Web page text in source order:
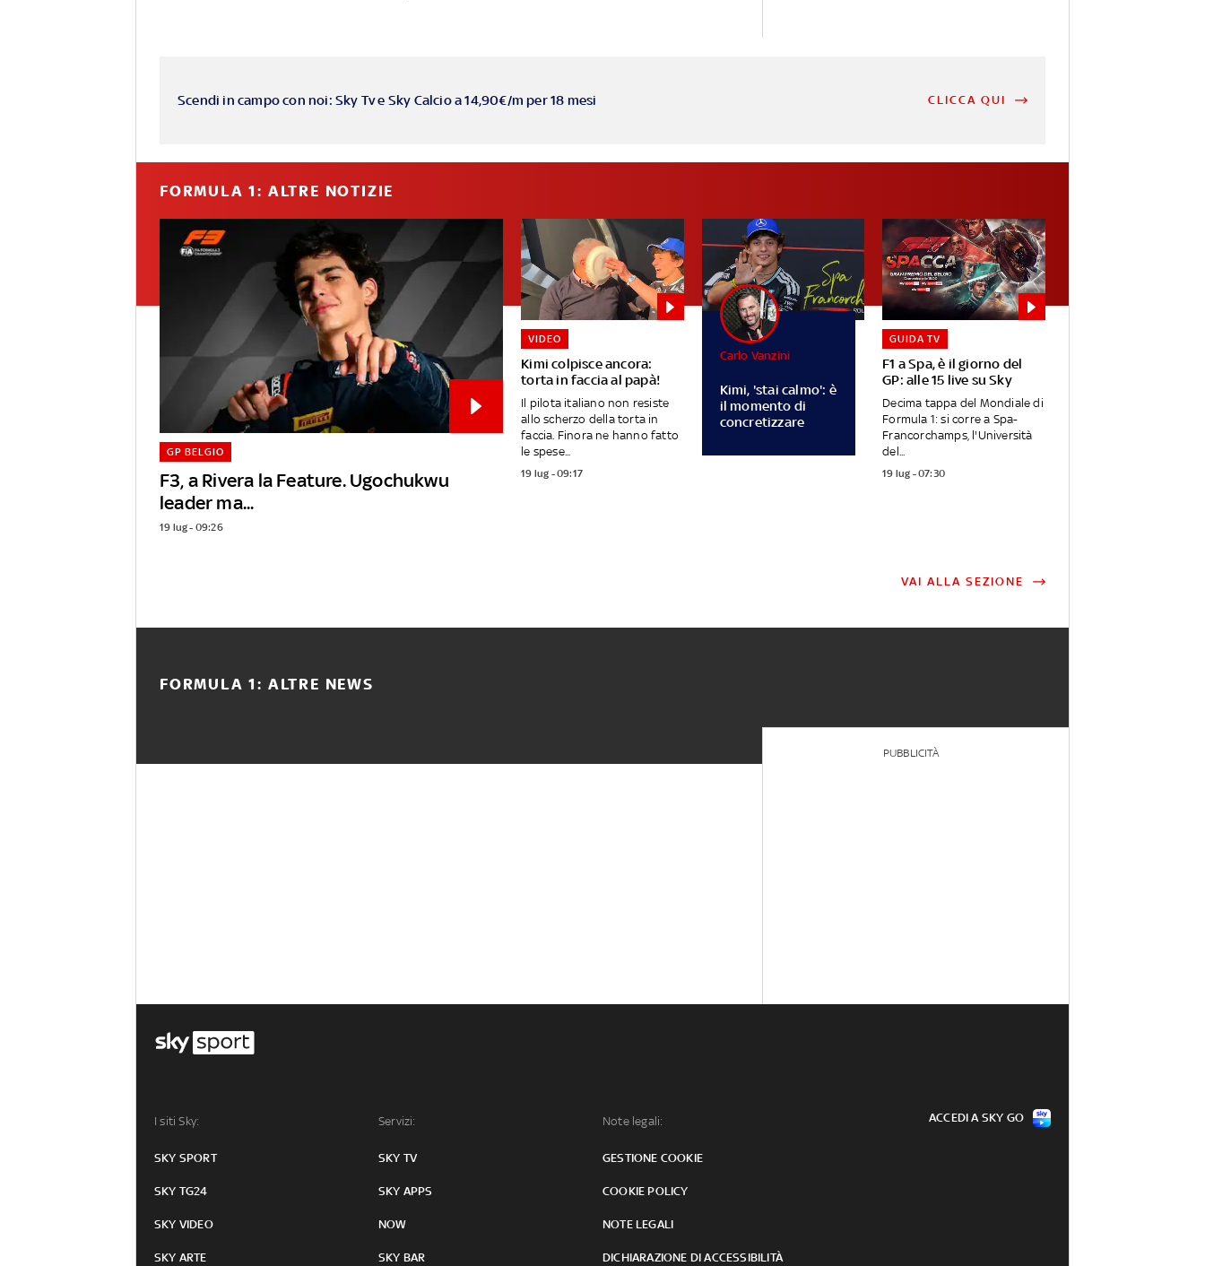
Scendi in campo con noi: Sky Tv e Sky Calcio a 14,90€/m per 18 mesi CLICCA QUI
FORMULA 1: ALTRE NOTIZIE
F3, a Rivera la Feature. Ugochukwu
leader ma...
GP BELGIO
19 lug - 09:26
Kimi colpisce ancora:
torta in faccia al papà!
VIDEO
Il pilota italiano non resiste
allo scherzo della torta in
faccia. Finora ne hanno fatto
le spese...
19 lug - 09:17
Kimi, 'stai calmo': è
il momento di
concretizzare
Carlo Vanzini
F1 a Spa, è il giorno del
GP: alle 15 live su Sky
GUIDA TV
Decima tappa del Mondiale di
Formula 1: si corre a Spa-
Francorchamps, l'Università
del...
19 lug - 07:30
VAI ALLA SEZIONE
FORMULA 1: ALTRE NEWS
PUBBLICITÀ
I siti Sky:
SKY SPORT
SKY TG24
SKY VIDEO
SKY ARTE
Servizi:
SKY TV
SKY APPS
NOW
SKY BAR
Note legali:
GESTIONE COOKIE
COOKIE POLICY
NOTE LEGALI
DICHIARAZIONE DI ACCESSIBILITÀ
ACCEDI A SKY GO